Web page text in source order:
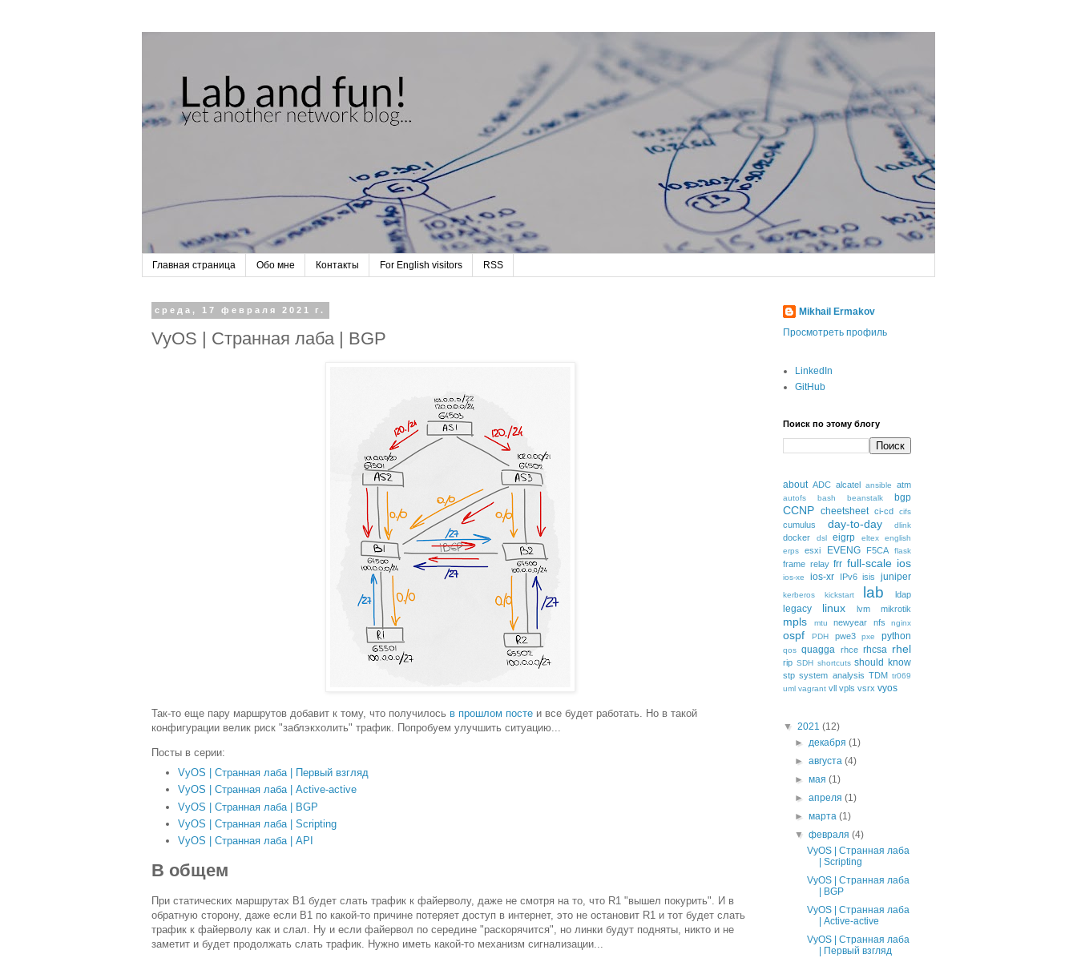
Главная страница Обо мне Контакты For English visitors RSS
среда, 17 февраля 2021 г.
VyOS | Странная лаба | BGP
Так-то еще пару маршрутов добавит к тому, что получилось в прошлом посте и все будет работать. Но в такой
конфигурации велик риск "заблэкхолить" трафик. Попробуем улучшить ситуацию...
Посты в серии:
VyOS | Странная лаба | Первый взгляд
VyOS | Странная лаба | Аctive-active
VyOS | Странная лаба | BGP
VyOS | Странная лаба | Scripting
VyOS | Странная лаба | API
В общем
При статических маршрутах B1 будет слать трафик к файерволу, даже не смотря на то, что R1 "вышел покурить". И в
обратную сторону, даже если B1 по какой-то причине потеряет доступ в интернет, это не остановит R1 и тот будет слать
трафик к файерволу как и слал. Ну и если файервол по середине "раскорячится", но линки будут подняты, никто и не
заметит и будет продолжать слать трафик. Нужно иметь какой-то механизм сигнализации...
Mikhail Ermakov
Просмотреть профиль
LinkedIn
GitHub
Поиск по этому блогу
about ADC alcatel ansible atm
autofs bash beanstalk bgp
CCNP cheetsheet ci-cd cifs
cumulus day-to-day dlink
docker dsl eigrp eltex
english
erps
esxi EVENG F5CA flask
frame relay frr full-scale ios
ios-xe ios-xr IPv6 isis juniper
kerberos kickstart lab ldap
legacy linux lvm mikrotik
mpls mtu newyear nfs nginx
ospf PDH pwe3 pxe python
qos quagga rhce rhcsa rhel
rip SDH shortcuts should know
stp system analysis TDM tr069
uml vagrant vll vpls vsrx vyos
▼ 2021 (12)
►декабря(1)
►августа(4)
►мая(1)
►апреля(1)
►марта(1)
▼февраля(4)
VyOS | Странная лаба
| Scripting
VyOS | Странная лаба
| BGP
VyOS | Странная лаба
| Аctive-active
VyOS | Странная лаба
| Первый взгляд